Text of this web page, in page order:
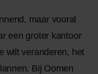
maar vooral
een groter kantoor
wilt veranderen, het
Bij Oomen